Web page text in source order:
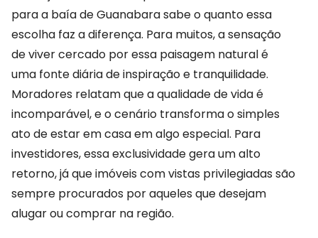
para a baía de Guanabara sabe o quanto essa
escolha faz a diferença. Para muitos, a sensação
de viver cercado por essa paisagem natural é
uma fonte diária de inspiração e tranquilidade.
Moradores relatam que a qualidade de vida é
incomparável, e o cenário transforma o simples
ato de estar em casa em algo especial. Para
investidores, essa exclusividade gera um alto
retorno, já que imóveis com vistas privilegiadas são
sempre procurados por aqueles que desejam
alugar ou comprar na região.